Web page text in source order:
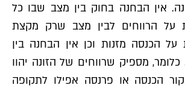
אין הבחנה בחוק בין מצב שבו כל
על הרווחים לבין מצב שרק מקצת
הכנסה מזנות וכן אין הבחנה בין
מספיק שרווחים של הזונה יהוו
הכנסה או פרנסה אפילו לתקופה